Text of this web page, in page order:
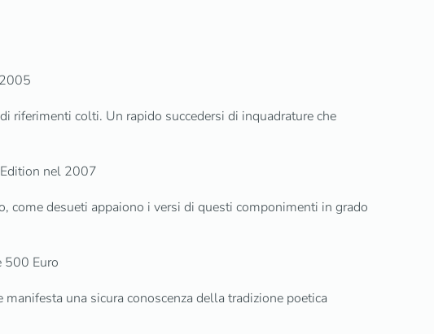
riferimenti colti. Un rapido succedersi di inquadrature che
nel 2007
come desueti appaiono i versi di questi componimenti in grado
500 Euro
una sicura conoscenza della tradizione poetica